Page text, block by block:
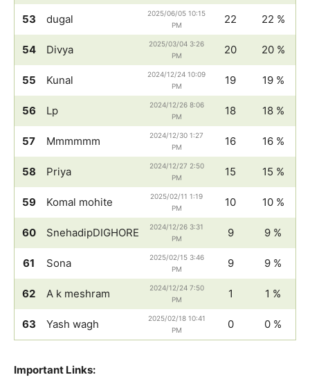
53 dugal
2025/06/05 10:15
PM
22 22 %
54 Divya
2025/03/04 3:26
PM
20 20 %
55 Kunal
2024/12/24 10:09
PM
19 19 %
56 Lp
2024/12/26 8:06
PM
18 18 %
57 Mmmmmm
2024/12/30 1:27
PM
16 16 %
58 Priya
2024/12/27 2:50
PM
15 15 %
59 Komal mohite
2025/02/11 1:19
PM
10 10 %
60 SnehadipDIGHORE
2024/12/26 3:31
PM
9 9 %
61 Sona
2025/02/15 3:46
PM
9 9 %
62 A k meshram
2024/12/24 7:50
PM
1 1 %
63 Yash wagh
2025/02/18 10:41
PM
0 0 %
Important Links: